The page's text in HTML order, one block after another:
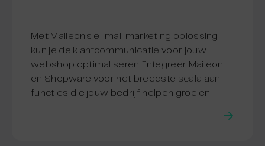
Met Maileon's e-mail marketing oplossing
kun je de klantcommunicatie voor jouw
webshop optimaliseren. Integreer Maileon
en Shopware voor het breedste scala aan
functies die jouw bedrijf helpen groeien.